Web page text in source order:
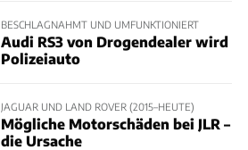
BESCHLAGNAHMT UND UMFUNKTIONIERT
Audi RS3 von Drogendealer wird
Polizeiauto
JAGUAR UND LAND ROVER (2015–HEUTE)
Mögliche Motorschäden bei JLR –
die Ursache